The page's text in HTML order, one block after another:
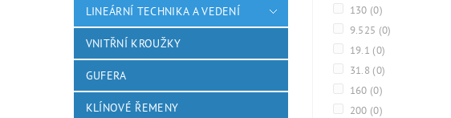
LINEÁRNÍ TECHNIKA A VEDENÍ
VNITŘNÍ KROUŽKY
GUFERA
KLÍNOVÉ ŘEMENY
130 (0)
9.525 (0)
19.1 (0)
31.8 (0)
160 (0)
200 (0)